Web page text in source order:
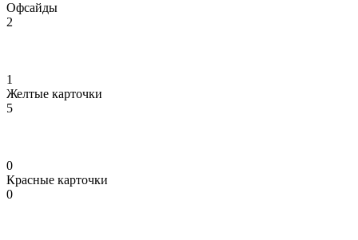
Офсайды
2
1
Желтые карточки
5
0
Красные карточки
0